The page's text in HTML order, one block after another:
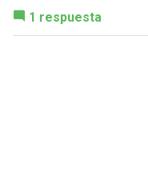
1 respuesta